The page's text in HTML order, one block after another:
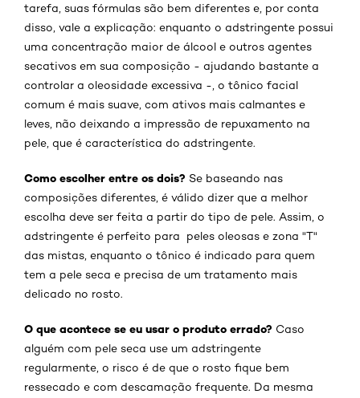
tarefa, suas fórmulas são bem diferentes e, por conta
disso, vale a explicação: enquanto o adstringente possui
uma concentração maior de álcool e outros agentes
secativos em sua composição - ajudando bastante a
controlar a oleosidade excessiva -, o tônico facial
comum é mais suave, com ativos mais calmantes e
leves, não deixando a impressão de repuxamento na
pele, que é característica do adstringente.
Como escolher entre os dois? Se baseando nas
composições diferentes, é válido dizer que a melhor
escolha deve ser feita a partir do tipo de pele. Assim, o
adstringente é perfeito para peles oleosas e zona "T"
das mistas, enquanto o tônico é indicado para quem
tem a pele seca e precisa de um tratamento mais
delicado no rosto.
O que acontece se eu usar o produto errado? Caso
alguém com pele seca use um adstringente
regularmente, o risco é de que o rosto fique bem
ressecado e com descamação frequente. Da mesma